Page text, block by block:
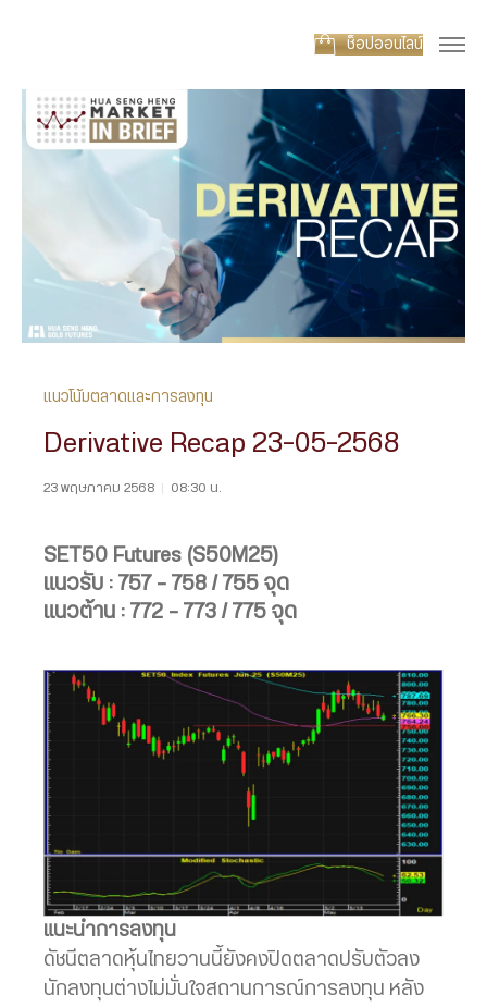
ช็อปออนไลน์
แนวโน้มตลาดและการลงทุน
Derivative Recap 23-05-2568
23 พฤษภาคม 2568 | 08:30 น.
SET50 Futures (S50M25)
แนวรับ : 757 – 758 / 755 จุด
แนวต้าน : 772 – 773 / 775 จุด
แนะนำการลงทุน
ดัชนีตลาดหุ้นไทยวานนี้ยังคงปิดตลาดปรับตัวลง
นักลงทุนต่างไม่มั่นใจสถานการณ์การลงทุน หลัง